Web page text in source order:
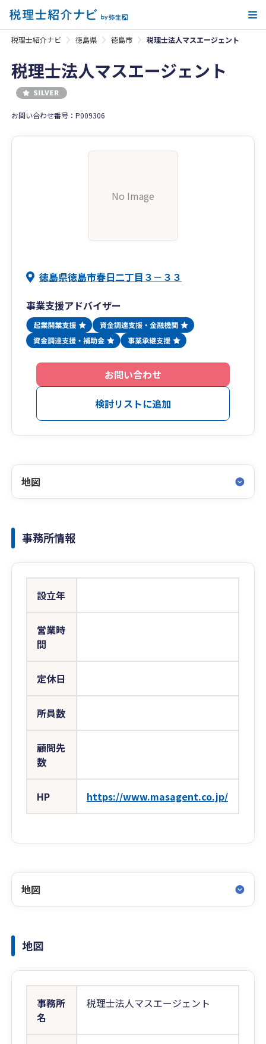
税理士紹介ナビ 徳島県 徳島市 税理士法人マスエージェント
税理士法人マスエージェント
お問い合わせ番号：P009306
No Image
徳島県徳島市春日二丁目３－３３
事業支援アドバイザー
お問い合わせ
検討リストに追加
地図
事務所情報
設立年
営業時
間
定休日
所員数
顧問先
数
HP https://www.masagent.co.jp/
地図
地図
事務所
名
税理士法人マスエージェント